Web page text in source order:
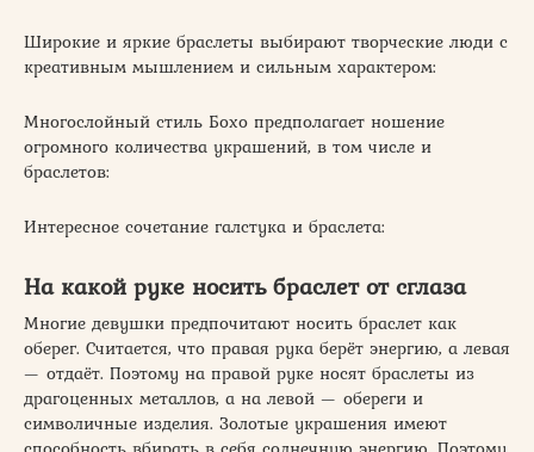
Широкие и яркие браслеты выбирают творческие люди с
креативным мышлением и сильным характером:
Многослойный стиль Бохо предполагает ношение
огромного количества украшений, в том числе и
браслетов:
Интересное сочетание галстука и браслета:
На какой руке носить браслет от сглаза
Многие девушки предпочитают носить браслет как
оберег. Считается, что правая рука берёт энергию, а левая
— отдаёт. Поэтому на правой руке носят браслеты из
драгоценных металлов, а на левой — обереги и
символичные изделия. Золотые украшения имеют